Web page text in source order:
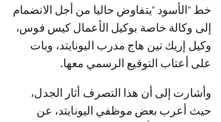
خط "الأسود "يتفاوض حاليا من أجل الانضمام
إلى وكالة خاصة بوكيل الأعمال كيس فوس،
وكيل إريك تين هاج مدرب اليونايتد، وبات
على أعتاب التوقيع الرسمي معها.
وأشارت إلى أن هذا التصرف أثار الجدل،
حيث أعرب بعض موظفي اليونايتد، عن